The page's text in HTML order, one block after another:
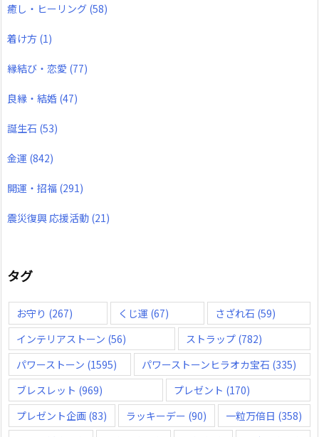
癒し・ヒーリング (58)
着け方 (1)
縁結び・恋愛 (77)
良縁・結婚 (47)
誕生石 (53)
金運 (842)
開運・招福 (291)
震災復興 応援活動 (21)
タグ
お守り (267) くじ運 (67) さざれ石 (59)
インテリアストーン (56) ストラップ(782)
パワーストーン (1595) パワーストーンヒラオカ宝石 (335)
ブレスレット (969) プレゼント (170)
プレゼント企画 (83) ラッキーデー (90) 一粒万倍日 (358)